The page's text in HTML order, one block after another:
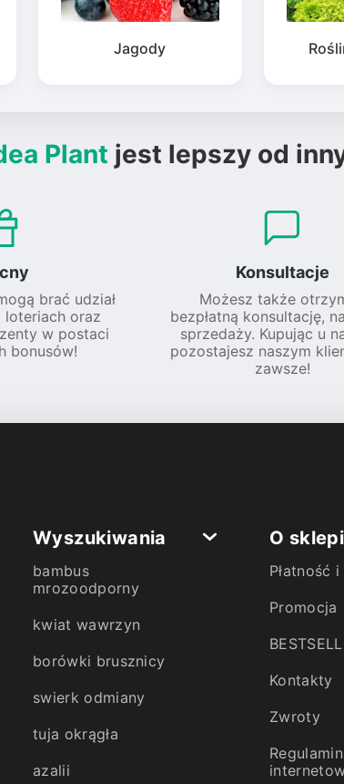
Jagody
Plant jest lepszy od
brać udział
oraz
w postaci
bonusów!
Konsultacje
Możesz także
bezpłatną konsultację,
sprzedaży. Kupując u
pozostajesz naszym
zawsze!
Wyszukiwania
bambus
mrozoodporny
kwiat wawrzyn
borówki brusznicy
swierk odmiany
tuja okrągła
azalii
O
Płatność
Promocja
Kontakty
Zwroty